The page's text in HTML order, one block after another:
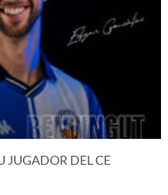
JUGADOR DEL CE